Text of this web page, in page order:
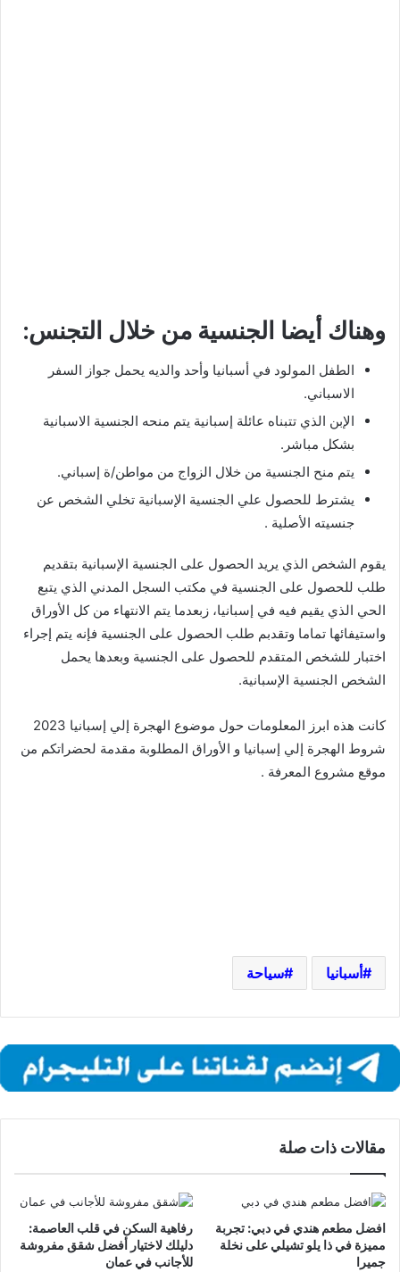
وهناك أيضا الجنسية من خلال التجنس:
الطفل المولود في أسبانيا وأحد والديه يحمل جواز السفر
الاسباني.
الإبن الذي تتبناه عائلة إسبانية يتم منحه الجنسية الاسبانية
بشكل مباشر.
يتم منح الجنسية من خلال الزواج من مواطن/ة إسباني.
يشترط للحصول علي الجنسية الإسبانية تخلي الشخص عن
جنسيته الأصلية .
يقوم الشخص الذي يريد الحصول على الجنسية الإسبانية بتقديم
طلب للحصول على الجنسية في مكتب السجل المدني الذي يتبع
الحي الذي يقيم فيه في إسبانيا، زبعدما يتم الانتهاء من كل الأوراق
واستيفائها تماما وتقدبم طلب الحصول على الجنسية فإنه يتم إجراء
اختبار للشخص المتقدم للحصول على الجنسية وبعدها يحمل
الشخص الجنسية الإسبانية.
كانت هذه ابرز المعلومات حول موضوع الهجرة إلي إسبانيا 2023
شروط الهجرة إلي إسبانيا و الأوراق المطلوبة مقدمة لحضراتكم من
موقع مشروع المعرفة .
أسبانيا سياحة
مقالات ذات صلة
افضل مطعم هندي في دبي: تجربة
مميزة في ذا يلو تشيلي على نخلة
جميرا
رفاهية السكن في قلب العاصمة:
دليلك لاختيار أفضل شقق مفروشة
للأجانب في عمان